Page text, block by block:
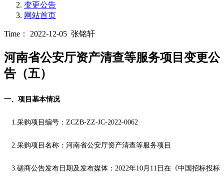
变更公告
网站首页
Time： 2022-12-05 张铭轩
河南省公安厅资产清查等服务项目变更公
告（五）
一、项目基本情况
1.采购项目编号： ZCZB-ZZ-JC-2022-0062
2.采购项目名称：河南省公安厅资产清查等服务项目
3.磋商公告发布日期及发布媒体： 2022年10月 11 日在 《中国招标投标